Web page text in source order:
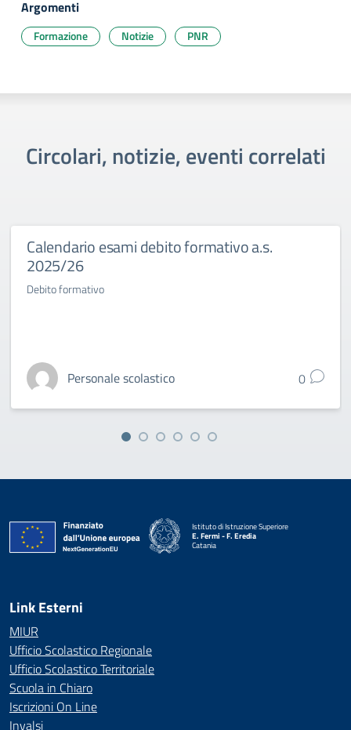
Argomenti
Formazione Notizie PNR
Circolari, notizie, eventi correlati
Calendario esami debito formativo a.s.
2025/26
Debito formativo
Personale scolastico 0
Istituto di Istruzione Superiore
E. Fermi - F. Eredia
Catania
Link Esterni
MIUR
Ufficio Scolastico Regionale
Ufficio Scolastico Territoriale
Scuola in Chiaro
Iscrizioni On Line
Invalsi